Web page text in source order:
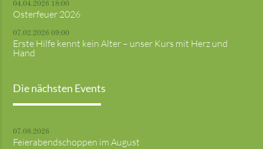
04.04.2026 18:00
Osterfeuer 2026
07.02.2026 09:00
Erste Hilfe kennt kein Alter – unser Kurs mit Herz und
Hand
Die nächsten Events
07.08.2026
Feierabendschoppen im August